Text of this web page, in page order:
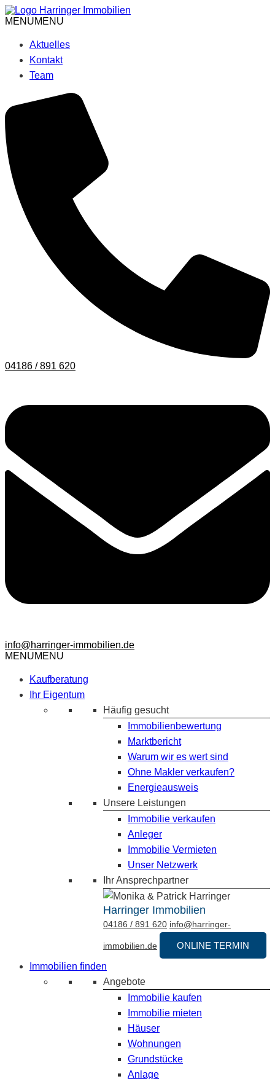
Skip
to
MENUMENU
Aktuelles
Kontakt
Team
04186 / 891 620
info@harringer-immobilien.de
MENUMENU
Kaufberatung
Ihr Eigentum
Häufig gesucht
Immobilienbewertung
Marktbericht
Warum wir es wert sind
Ohne Makler verkaufen?
Energieausweis
Unsere Leistungen
Immobilie verkaufen
Anleger
Immobilie Vermieten
Unser Netzwerk
Ihr Ansprechpartner
Harringer Immobilien
04186 / 891 620 info@harringer-
immobilien.de
ONLINE TERMIN
Immobilien finden
Angebote
Immobilie kaufen
Immobilie mieten
Häuser
Wohnungen
Grundstücke
Anlage